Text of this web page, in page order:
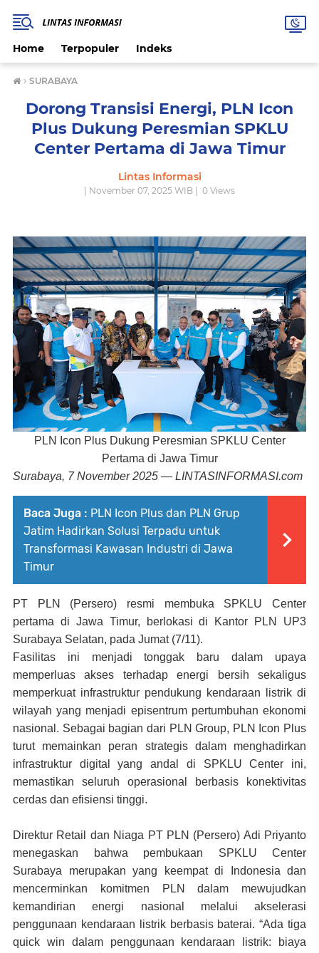
Home Terpopuler Indeks
› SURABAYA
Dorong Transisi Energi, PLN Icon
Plus Dukung Peresmian SPKLU
Center Pertama di Jawa Timur
Lintas Informasi
| November 07, 2025 WIB | 0 Views
PLN Icon Plus Dukung Peresmian SPKLU Center
Pertama di Jawa Timur
Surabaya, 7 November 2025 — LINTASINFORMASI.com
Baca Juga : PLN Icon Plus dan PLN Grup
Jatim Hadirkan Solusi Terpadu untuk
Transformasi Kawasan Industri di Jawa
Timur
PT PLN (Persero) resmi membuka SPKLU Center
pertama di Jawa Timur, berlokasi di Kantor PLN UP3
Surabaya Selatan, pada Jumat (7/11).
Fasilitas ini menjadi tonggak baru dalam upaya
memperluas akses terhadap energi bersih sekaligus
memperkuat infrastruktur pendukung kendaraan listrik di
wilayah yang menjadi episentrum pertumbuhan ekonomi
nasional. Sebagai bagian dari PLN Group, PLN Icon Plus
turut memainkan peran strategis dalam menghadirkan
infrastruktur digital yang andal di SPKLU Center ini,
memastikan seluruh operasional berbasis konektivitas
cerdas dan efisiensi tinggi.
Direktur Retail dan Niaga PT PLN (Persero) Adi Priyanto
menegaskan bahwa pembukaan SPKLU Center
Surabaya merupakan yang keempat di Indonesia dan
mencerminkan komitmen PLN dalam mewujudkan
kemandirian energi nasional melalui akselerasi
penggunaan kendaraan listrik berbasis baterai. “Ada tiga
quick win dalam penggunaan kendaraan listrik: biaya